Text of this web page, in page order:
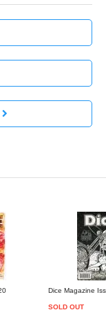
Dice Magazine
SOLD OUT